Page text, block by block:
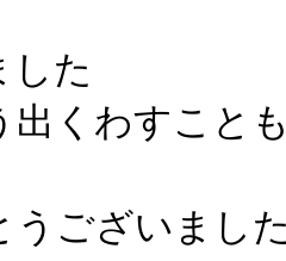
した
出くわすこと
うございまし